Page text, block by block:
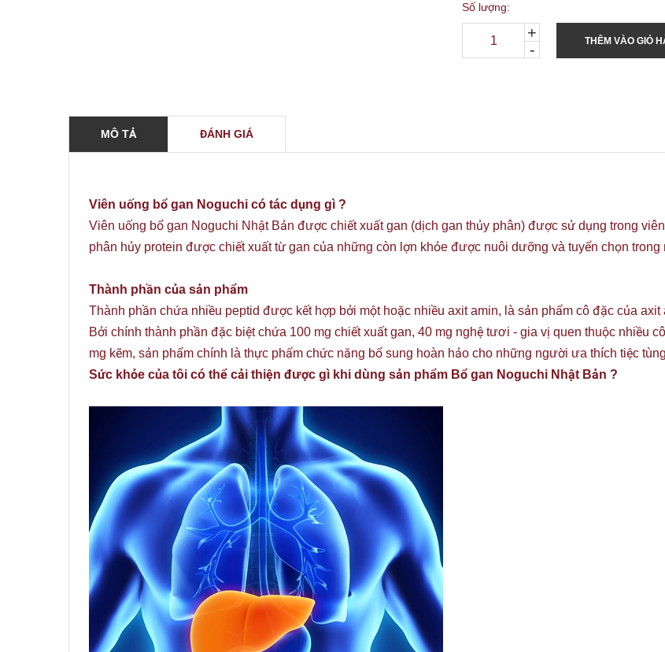
Số lượng:
-
+ THÊM VÀO GIỎ
MÔ TẢ ĐÁNH GIÁ
Viên uống bổ gan Noguchi có tác dụng gì ?
Viên uống bổ gan Noguchi Nhật Bản được chiết xuất gan (dịch gan thủy phân) được sử dụng trong
phân hủy protein được chiết xuất từ gan của những còn lợn khỏe được nuôi dưỡng và tuyển chọn
Thành phần của sản phẩm
Thành phần chứa nhiều peptid được kết hợp bởi một hoặc nhiều axit amin, là sản phẩm cô đặc của axit
Bởi chính thành phần đặc biệt chứa 100 mg chiết xuất gan, 40 mg nghệ tươi - gia vị quen thuộc nhiều
mg kẽm, sản phẩm chính là thực phẩm chức năng bổ sung hoàn hảo cho những người ưa thích tiệc
Sức khỏe của tôi có thể cải thiện được gì khi dùng sản phẩm Bổ gan Noguchi Nhật Bản ?